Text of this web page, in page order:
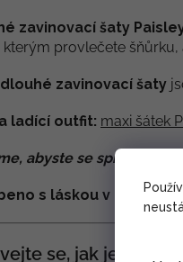
zavinovací šaty
kterým provlečete
dlouhé zavinovací šaty
ladící outfit: maxi šátek
abyste se správně
s láskou v Nepálu.
se, jak je